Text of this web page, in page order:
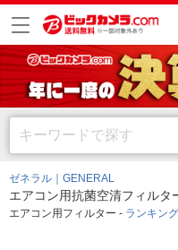
ゼネラル｜GENERAL
エアコン用抗菌空清フィルタ
エアコン用フィルター - ランキング